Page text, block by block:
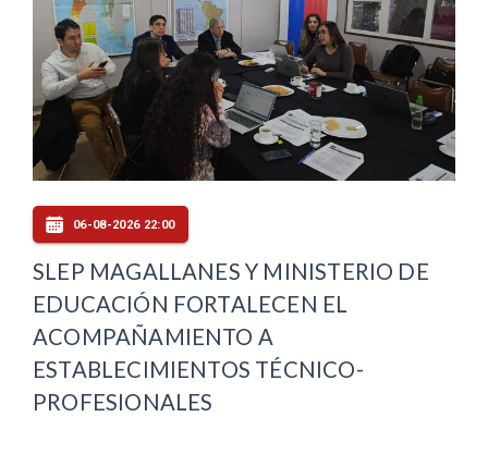
06-08-2026 22:00
SLEP MAGALLANES Y MINISTERIO DE
EDUCACIÓN FORTALECEN EL
ACOMPAÑAMIENTO A
ESTABLECIMIENTOS TÉCNICO-
PROFESIONALES